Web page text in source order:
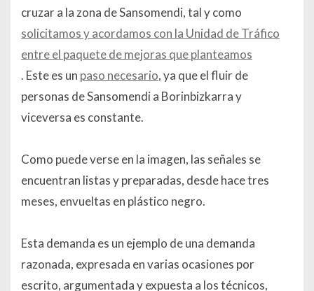
cruzar a la zona de Sansomendi, tal y como
solicitamos y acordamos con la Unidad de Tráfico
entre el paquete de mejoras que planteamos
. Este es un paso necesario, ya que el fluir de
personas de Sansomendi a Borinbizkarra y
viceversa es constante.
Como puede verse en la imagen, las señales se
encuentran listas y preparadas, desde hace tres
meses, envueltas en plástico negro.
Esta demanda es un ejemplo de una demanda
razonada, expresada en varias ocasiones por
escrito, argumentada y expuesta a los técnicos,